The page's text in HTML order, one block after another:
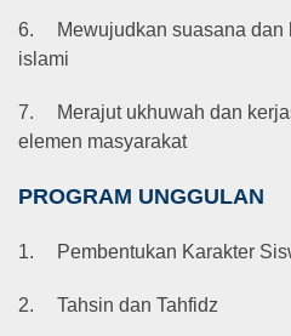
6.
Mewujudkan suasana
islami
7.
Merajut ukhuwah dan
elemen masyarakat
PROGRAM UNGGULAN
1. Pembentukan Karakter
2. Tahsin dan Tahfidz